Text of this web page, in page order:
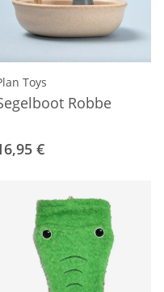
Toys
Robbe
€